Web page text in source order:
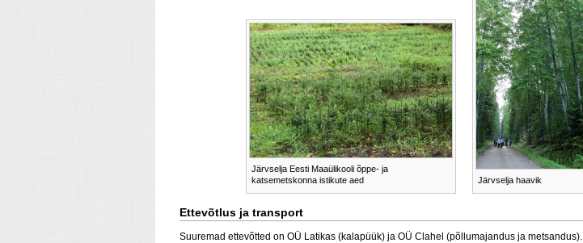
Järvselja Eesti Maaülikooli õppe- ja
katsemetskonna istikute aed
Järvselja haavik
Ettevõtlus ja transport
Suuremad ettevõtted on OÜ Latikas (kalapüük) ja OÜ Clahel (põllumajandus ja metsandus).